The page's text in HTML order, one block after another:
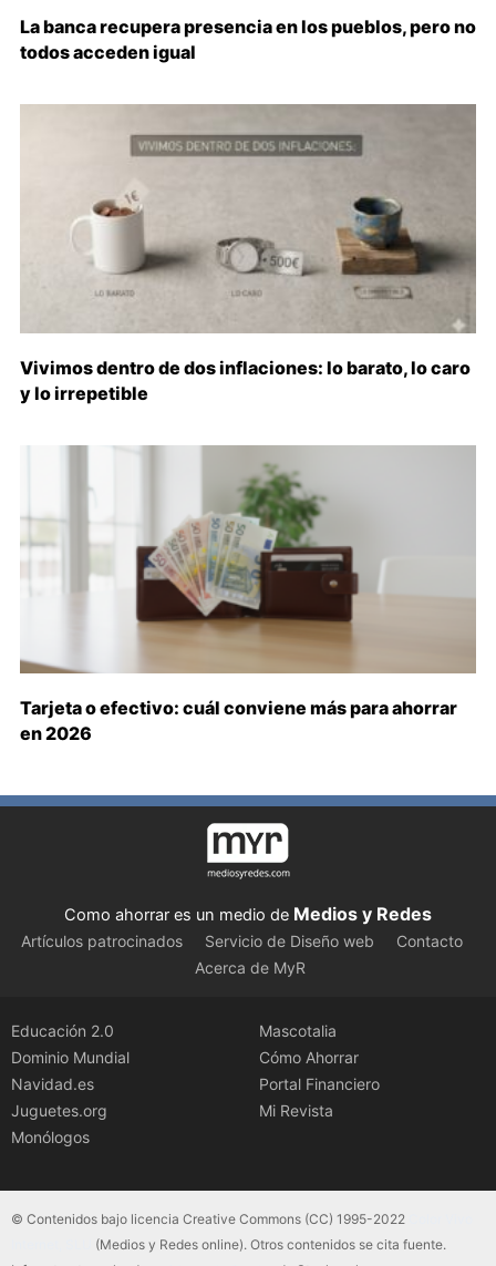
La banca recupera presencia en los pueblos, pero no
todos acceden igual
Vivimos dentro de dos inflaciones: lo barato, lo caro
y lo irrepetible
Tarjeta o efectivo: cuál conviene más para ahorrar
en 2026
Como ahorrar es un medio de Medios y Redes
Artículos patrocinados Servicio de Diseño web
Contacto
Acerca de MyR
Educación 2.0
Dominio Mundial
Navidad.es
Juguetes.org
Monólogos
Mascotalia
Cómo Ahorrar
Portal Financiero
Mi Revista
© Contenidos bajo licencia Creative Commons (CC) 1995-2022
(Medios y Redes online). Otros contenidos se cita fuente.